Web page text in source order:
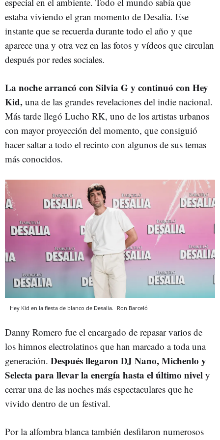
estaba viviendo el gran momento de Desalia. Ese
instante que se recuerda durante todo el año y que
aparece una y otra vez en las fotos y vídeos que circulan
después por redes sociales.
La noche arrancó con Silvia G y continuó con Hey
Kid, una de las grandes revelaciones del indie nacional.
Más tarde llegó Lucho RK, uno de los artistas urbanos
con mayor proyección del momento, que consiguió
hacer saltar a todo el recinto con algunos de sus temas
más conocidos.
Hey Kid en la fiesta de blanco de Desalia. Ron Barceló
Danny Romero fue el encargado de repasar varios de
los himnos electrolatinos que han marcado a toda una
generación. Después llegaron DJ Nano, Michenlo y
Selecta para llevar la energía hasta el último nivel y
cerrar una de las noches más espectaculares que he
vivido dentro de un festival.
Por la alfombra blanca también desfilaron numerosos